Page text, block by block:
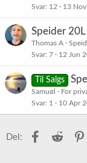
Svar 12 13
Speider
Thomas A
Svar 7 12 Jun
Til Salgs
Samuøl
For
Svar 1 10 Apr
Del: Facebook
Reddit